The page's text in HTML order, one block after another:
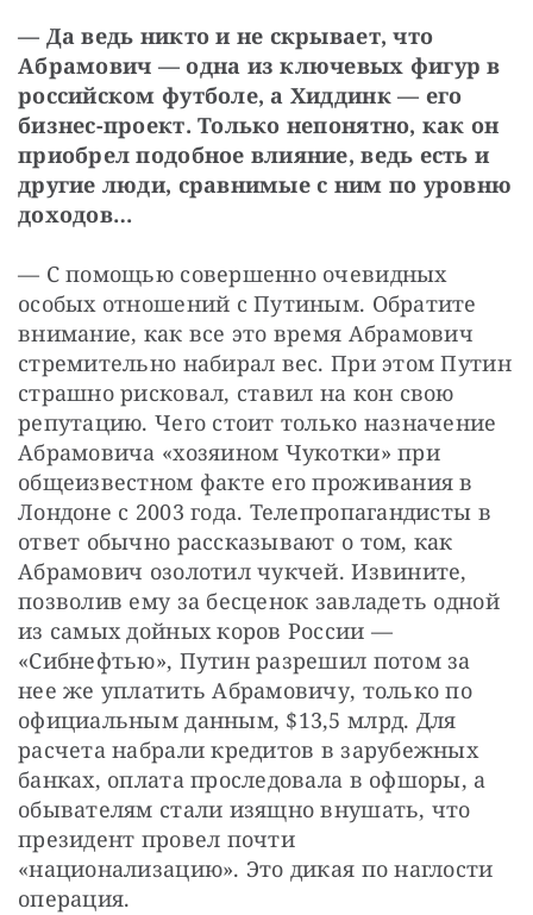
— Да ведь никто и не скрывает, что
Абрамович — одна из ключевых фигур в
российском футболе, а Хиддинк — его
бизнес-проект. Только непонятно, как он
приобрел подобное влияние, ведь есть и
другие люди, сравнимые с ним по уровню
доходов…
— С помощью совершенно очевидных
особых отношений с Путиным. Обратите
внимание, как все это время Абрамович
стремительно набирал вес. При этом Путин
страшно рисковал, ставил на кон свою
репутацию. Чего стоит только назначение
Абрамовича «хозяином Чукотки» при
общеизвестном факте его проживания в
Лондоне с 2003 года. Телепропагандисты в
ответ обычно рассказывают о том, как
Абрамович озолотил чукчей. Извините,
позволив ему за бесценок завладеть одной
из самых дойных коров России —
«Сибнефтью», Путин разрешил потом за
нее же уплатить Абрамовичу, только по
официальным данным, $13,5 млрд. Для
расчета набрали кредитов в зарубежных
банках, оплата проследовала в офшоры, а
обывателям стали изящно внушать, что
президент провел почти
«национализацию». Это дикая по наглости
операция.